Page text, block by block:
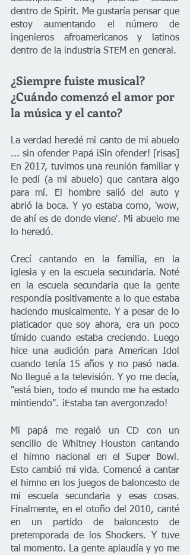
dentro de Spirit. Me gustaría pensar que
estoy aumentando el número de
ingenieros afroamericanos y latinos
¿Siempre fuiste musical?
¿Cuándo comenzó el amor por
la música y el canto?
La verdad heredé mi canto de mi abuelo
... sin ofender Papá ¡Sin ofender! [risas]
En 2017, tuvimos una reunión familiar y
le pedí (a mi abuelo) que cantara algo
para mí. El hombre salió del auto y
abrió la boca. Y yo estaba como, 'wow,
de ahí es de donde viene'. Mi abuelo me
lo heredó.
Crecí cantando en la familia, en la
iglesia y en la escuela secundaria. Noté
en la escuela secundaria que la gente
respondía positivamente a lo que estaba
haciendo musicalmente. Y a pesar de lo
platicador que soy ahora, era un poco
tímido cuando estaba creciendo. Luego
hice una audición para American Idol
cuando tenía 15 años y no pasó nada.
No llegué a la televisión. Y yo me decía,
"está bien, todo el mundo me ha estado
mintiendo". ¡Estaba tan avergonzado!
Mi papá me regaló un CD con un
sencillo de Whitney Houston cantando
el himno nacional en el Super Bowl.
Esto cambió mi vida. Comencé a cantar
el himno en los juegos de baloncesto de
mi escuela secundaria y esas cosas.
Finalmente, en el otoño del 2010, canté
en un partido de baloncesto de
pretemporada de los Shockers. Y tuve
tal momento. La gente aplaudía y yo me